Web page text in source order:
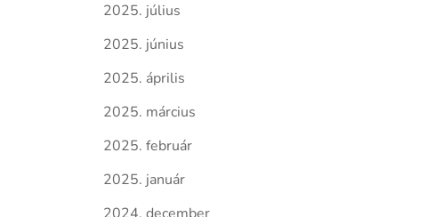
2025. július
2025. június
2025. április
2025. március
2025. február
2025. január